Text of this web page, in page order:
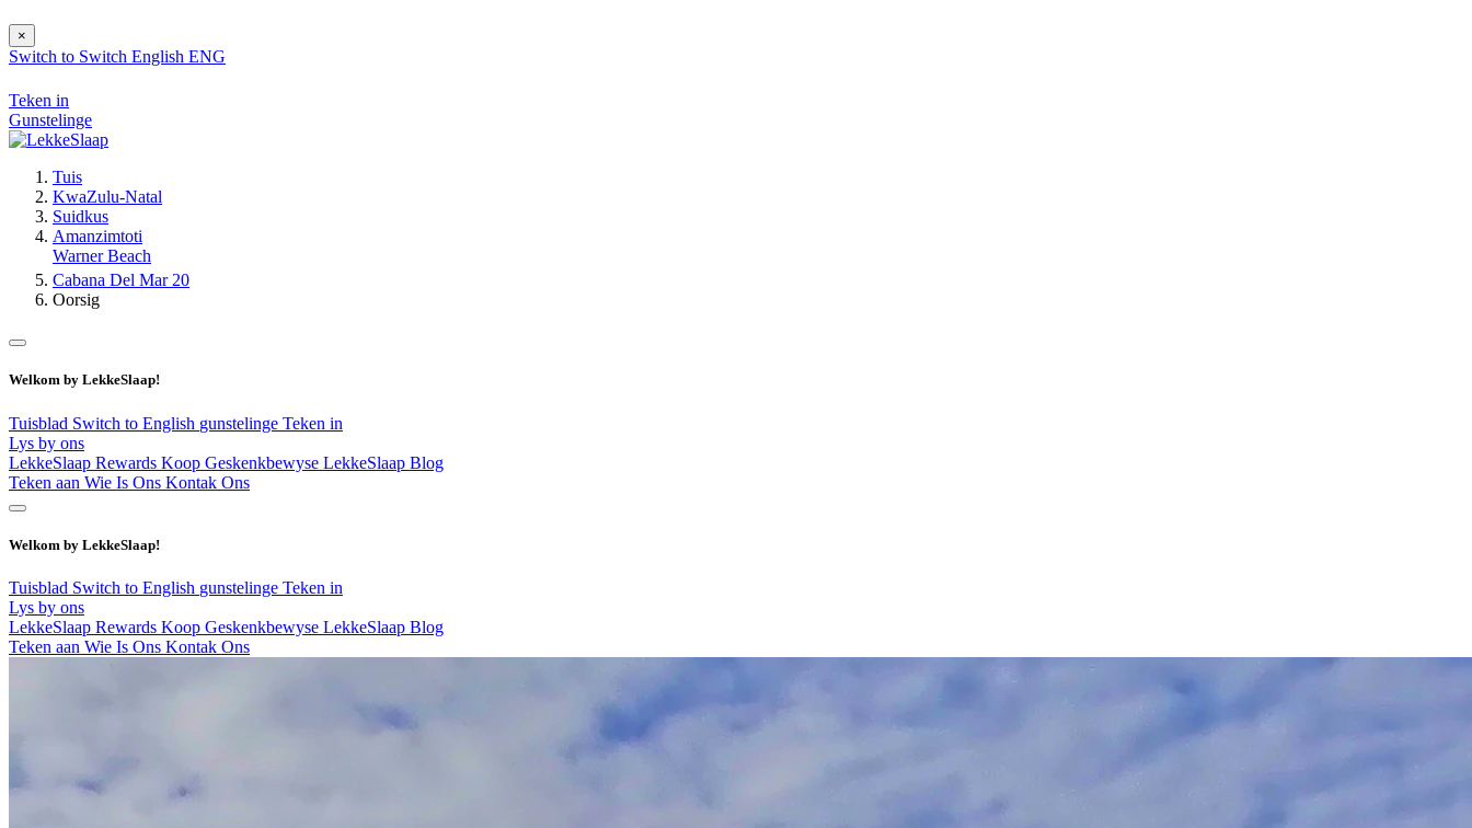
×
Switch to Switch English ENG
Teken in
Gunstelinge
Tuis
KwaZulu-Natal
Suidkus
Amanzimtoti
Warner Beach
Cabana Del Mar 20
Oorsig
Welkom by LekkeSlaap!
Tuisblad Switch to English gunstelinge Teken in
Lys by ons
LekkeSlaap Rewards Koop Geskenkbewyse LekkeSlaap Blog
Teken aan Wie Is Ons Kontak Ons
Welkom by LekkeSlaap!
Tuisblad Switch to English gunstelinge Teken in
Lys by ons
LekkeSlaap Rewards Koop Geskenkbewyse LekkeSlaap Blog
Teken aan Wie Is Ons Kontak Ons